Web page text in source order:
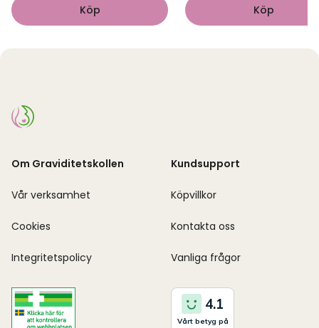
Köp Köp
Om Graviditetskollen
Vår verksamhet
Cookies
Integritetspolicy
Kundsupport
Köpvillkor
Kontakta oss
Vanliga frågor